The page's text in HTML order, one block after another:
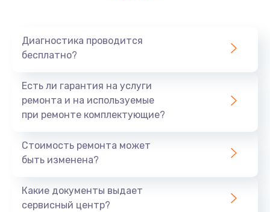
Диагностика проводится
бесплатно?
Есть ли гарантия на услуги
ремонта и на используемые
при ремонте комплектующие?
Стоимость ремонта может
быть изменена?
Какие документы выдает
сервисный центр?